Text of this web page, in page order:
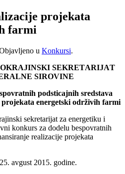
projekata
farmi
u Konkursi.
SEKRETАRIJАT
SIROVINE
podsticajnih sredstava
energetski održivih farmi
sekretаrijаt zа energetiku i
konkurs za dodelu bespovratnih
realizacije projekata
avgust 2015. godine.